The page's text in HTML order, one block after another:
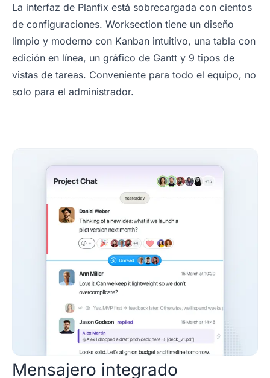
La interfaz de Planfix está sobrecargada con cientos
de configuraciones. Worksection tiene un diseño
limpio y moderno con Kanban intuitivo, una tabla con
edición en línea, un gráfico de Gantt y 9 tipos de
vistas de tareas. Conveniente para todo el equipo, no
solo para el administrador.
Mensajero integrado